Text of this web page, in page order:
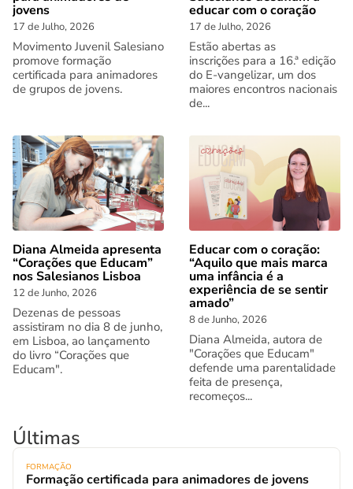
jovens
17 de Julho, 2026
Movimento Juvenil Salesiano
promove formação
certificada para animadores
de grupos de jovens.
educar com o coração
17 de Julho, 2026
Estão abertas as
inscrições para a 16.ª edição
do E-vangelizar, um dos
maiores encontros nacionais
de...
Diana Almeida apresenta
“Corações que Educam”
nos Salesianos Lisboa
12 de Junho, 2026
Dezenas de pessoas
assistiram no dia 8 de junho,
em Lisboa, ao lançamento
do livro “Corações que
Educam".
Educar com o coração:
“Aquilo que mais marca
uma infância é a
experiência de se sentir
amado”
8 de Junho, 2026
Diana Almeida, autora de
"Corações que Educam"
defende uma parentalidade
feita de presença,
recomeços...
Últimas
FORMAÇÃO
Formação certificada para animadores de jovens